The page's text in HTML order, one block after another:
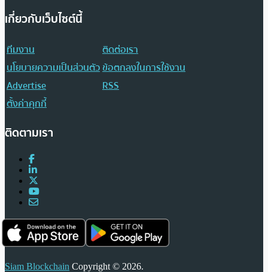
เกี่ยวกับเว็บไซต์นี้
ทีมงาน
ติดต่อเรา
นโยบายความเป็นส่วนตัวข้อตกลงในการใช้งาน
Advertise
RSS
ตั้งค่าคุกกี้
ติดตามเรา
Siam Blockchain Copyright © 2026.